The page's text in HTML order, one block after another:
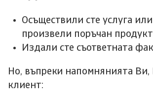
Осъществили сте услуга или
произвели поръчан
Издали сте съответната
Но, въпреки напомнянията
клиент: